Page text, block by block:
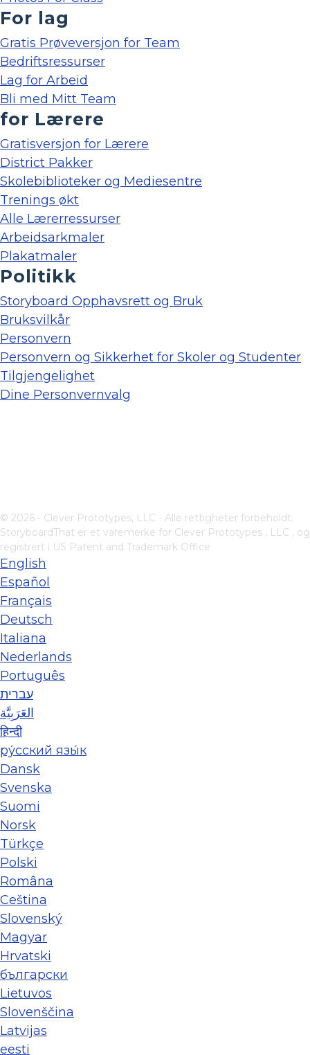
For lag
Gratis Prøveversjon for Team
Bedriftsressurser
Lag for Arbeid
Bli med Mitt Team
for Lærere
Gratisversjon for Lærere
District Pakker
Skolebiblioteker og Mediesentre
Trenings økt
Alle Lærerressurser
Arbeidsarkmaler
Plakatmaler
Politikk
Storyboard Opphavsrett og Bruk
Bruksvilkår
Personvern
Personvern og Sikkerhet for Skoler og Studenter
Tilgjengelighet
Dine Personvernvalg
© 2026 - Clever Prototypes, LLC - Alle rettigheter forbeholdt.
StoryboardThat er et varemerke for Clever Prototypes , LLC , og
registrert i US Patent and Trademark Office
English
Español
Français
Deutsch
Italiana
Nederlands
Português
עברית
العَرَبِيَّة
हिन्दी
ру́сский язы́к
Dansk
Svenska
Suomi
Norsk
Türkçe
Polski
Româna
Ceština
Slovenský
Magyar
Hrvatski
български
Lietuvos
Slovenščina
Latvijas
eesti